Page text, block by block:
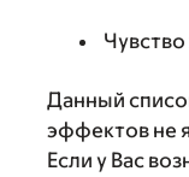
Данный
эффектов не
Если у Вас